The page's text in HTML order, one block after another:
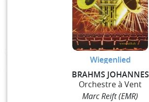
Wiegenlied
BRAHMS JOHANNES
Orchestre à Vent
Marc Reift (EMR)